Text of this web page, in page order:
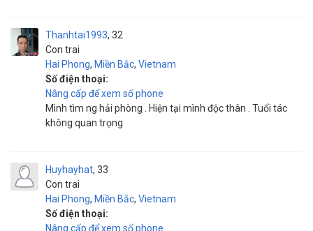
Thanhtai1993
Con trai
32
Hai Phong, Miền Bắc, Vietnam
Số điện thoại:
Nâng cấp để xem số phone
Mình tìm ng hải phòng . Hiện tại mình độc thân . Tuổi tác
không quan trọng
Huyhayhat
Con trai
33
Hai Phong, Miền Bắc, Vietnam
Số điện thoại:
Nâng cấp để xem số phone